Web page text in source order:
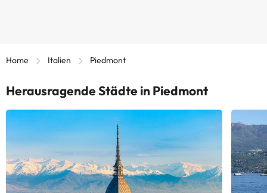
Home Italien Piedmont
Herausragende Städte in Piedmont